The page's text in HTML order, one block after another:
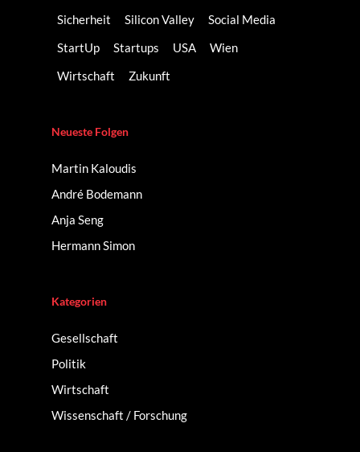
Sicherheit
Silicon Valley
Social Media
StartUp
Startups USA
Wien
Wirtschaft
Zukunft
Neueste Folgen
Martin Kaloudis
André Bodemann
Anja Seng
Hermann Simon
Kategorien
Gesellschaft
Politik
Wirtschaft
Wissenschaft / Forschung